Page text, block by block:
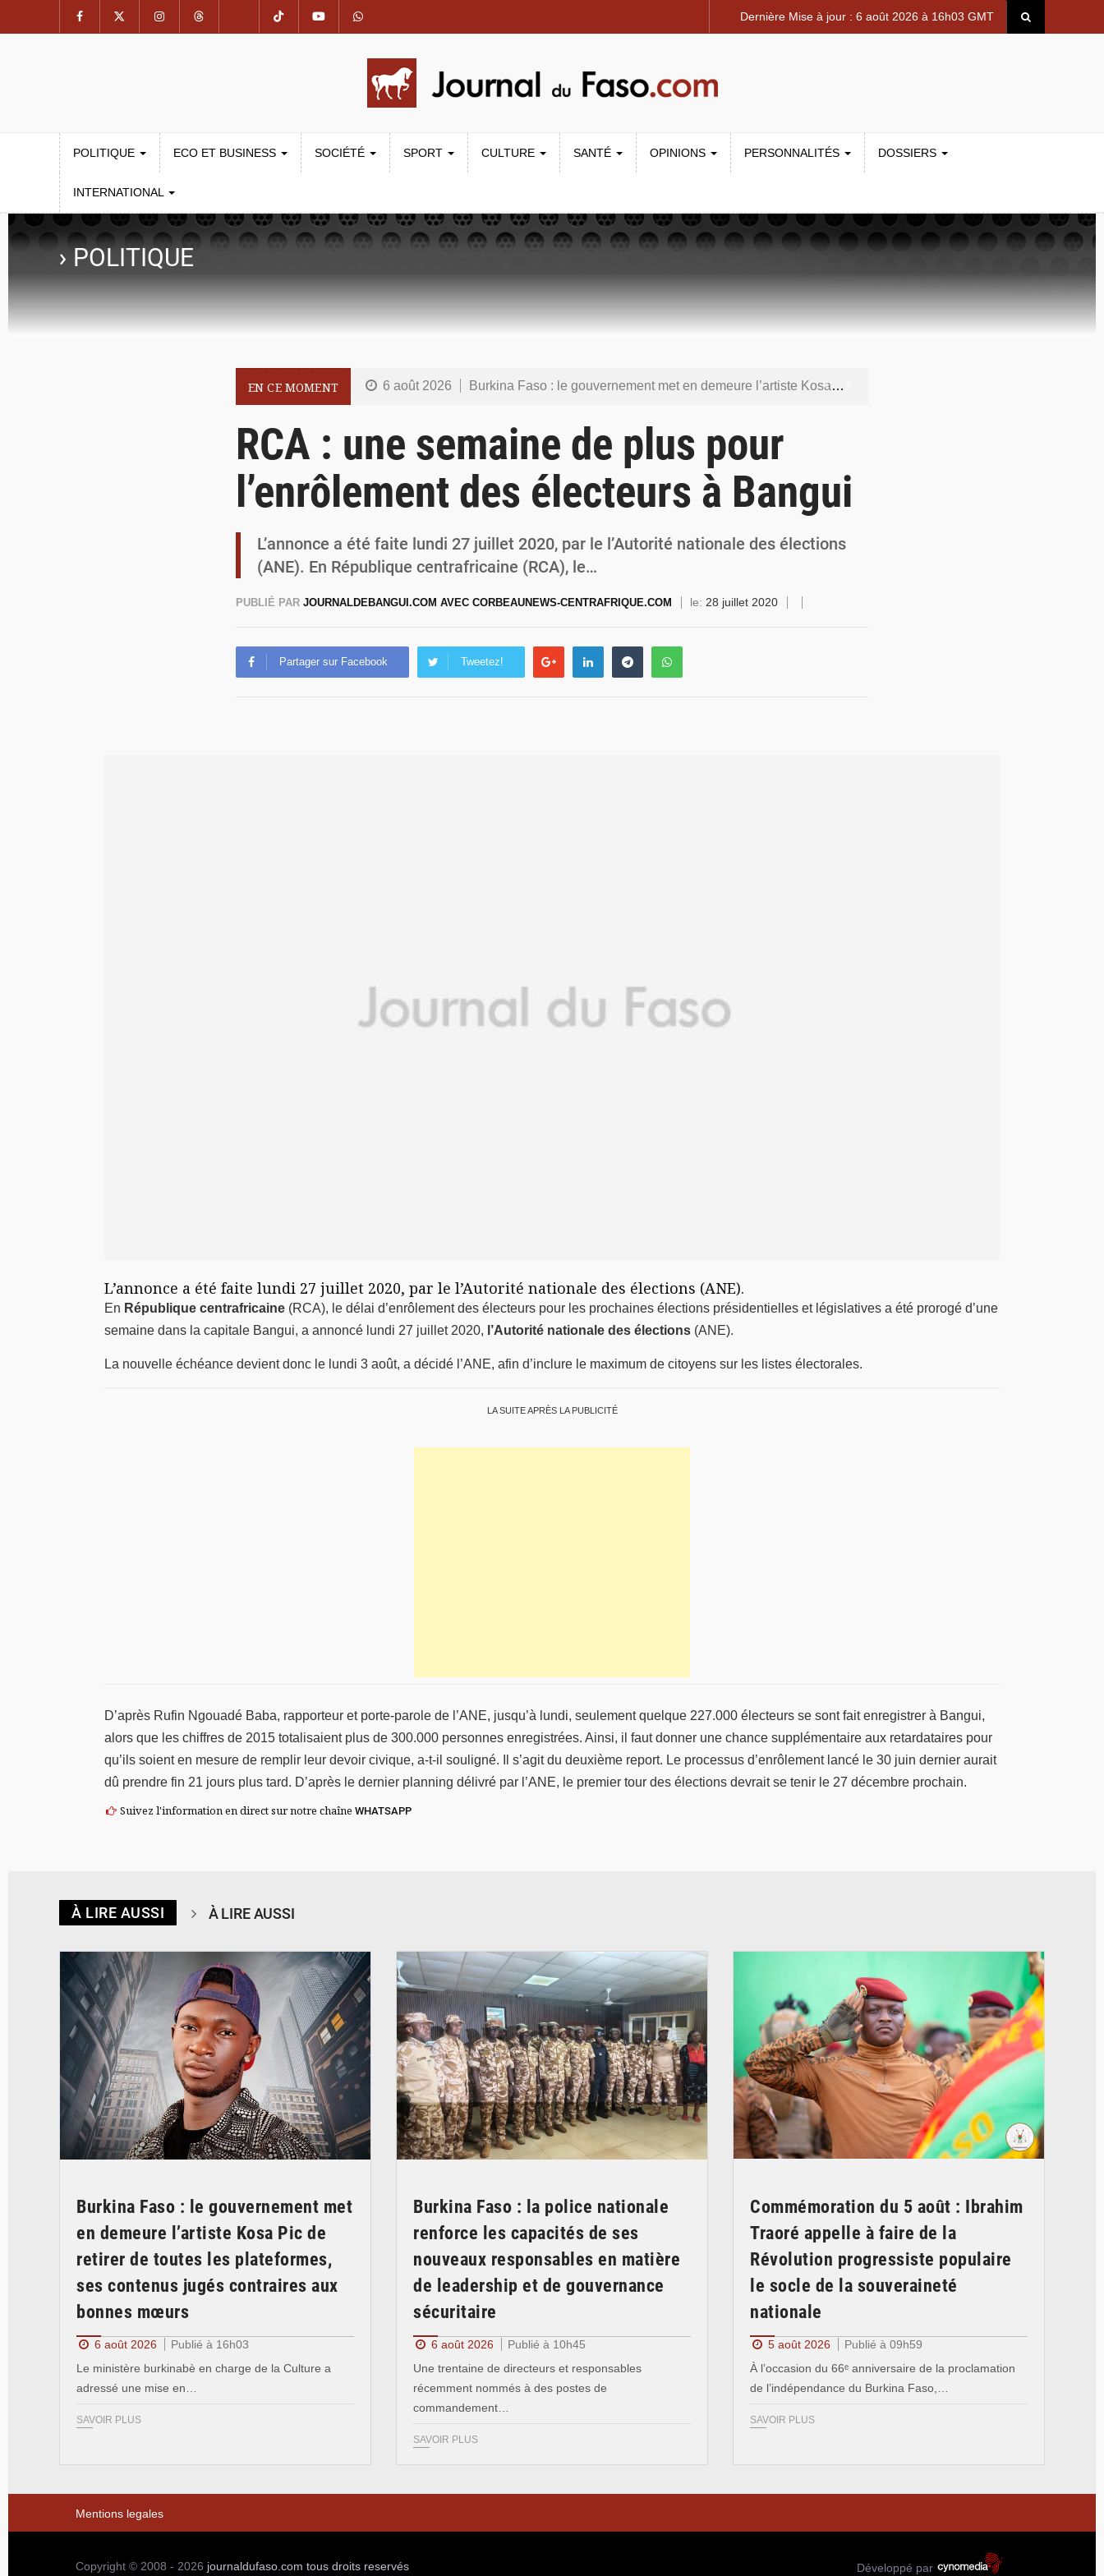
Dernière Mise à jour : 6 août 2026 à 16h03 GMT
POLITIQUE ECO ET BUSINESS SOCIÉTÉ SPORT CULTURE SANTÉ OPINIONS PERSONNALITÉS DOSSIERS
INTERNATIONAL
›POLITIQUE
EN CE MOMENT 6 août 2026 Burkina Faso : le gouvernement met en demeure l’artiste Kosa Pic de retirer de toutes les plateformes, ses contenus jugés contraires aux bonnes mœurs
5 août 2026 Commémoration du 5 août : Ibrahim Traoré appelle à faire de la Révolution progressiste populaire le socle de la souveraineté nationale
4 août 2026 Burkina Faso : l’ALP ratifie le protocole de Montréal 2014 pour renforcer la sécurité aérienne
RCA : une semaine de plus pour
l’enrôlement des électeurs à Bangui
L’annonce a été faite lundi 27 juillet 2020, par le l’Autorité nationale des élections
(ANE). En République centrafricaine (RCA), le…
PUBLIÉ PAR JOURNALDEBANGUI.COM AVEC CORBEAUNEWS-CENTRAFRIQUE.COM le: 28 juillet 2020
Partager sur Facebook Tweetez!
L’annonce a été faite lundi 27 juillet 2020, par le l’Autorité nationale des élections (ANE).
En République centrafricaine (RCA), le délai d’enrôlement des électeurs pour les prochaines élections présidentielles et législatives a été prorogé d’une
semaine dans la capitale Bangui, a annoncé lundi 27 juillet 2020, l’Autorité nationale des élections (ANE).
La nouvelle échéance devient donc le lundi 3 août, a décidé l’ANE, afin d’inclure le maximum de citoyens sur les listes électorales.
LA SUITE APRÈS LA PUBLICITÉ
D’après Rufin Ngouadé Baba, rapporteur et porte-parole de l’ANE, jusqu’à lundi, seulement quelque 227.000 électeurs se sont fait enregistrer à Bangui,
alors que les chiffres de 2015 totalisaient plus de 300.000 personnes enregistrées. Ainsi, il faut donner une chance supplémentaire aux retardataires pour
qu’ils soient en mesure de remplir leur devoir civique, a-t-il souligné. Il s’agit du deuxième report. Le processus d’enrôlement lancé le 30 juin dernier aurait
dû prendre fin 21 jours plus tard. D’après le dernier planning délivré par l’ANE, le premier tour des élections devrait se tenir le 27 décembre prochain.
Suivez l'information en direct sur notre chaîneWHATSAPP
À LIRE AUSSI À LIRE AUSSI
Burkina Faso : le gouvernement met
en demeure l’artiste Kosa Pic de
retirer de toutes les plateformes,
ses contenus jugés contraires aux
bonnes mœurs
6 août 2026
Publié à 16h03
Le ministère burkinabè en charge de la Culture a
adressé une mise en…
SAVOIR PLUS
Burkina Faso : la police nationale
renforce les capacités de ses
nouveaux responsables en matière
de leadership et de gouvernance
sécuritaire
6 août 2026
Publié à 10h45
Une trentaine de directeurs et responsables
récemment nommés à des postes de
commandement…
SAVOIR PLUS
Commémoration du 5 août : Ibrahim
Traoré appelle à faire de la
Révolution progressiste populaire
le socle de la souveraineté
nationale
5 août 2026
Publié à 09h59
À l’occasion du 66ᵉ anniversaire de la proclamation
de l’indépendance du Burkina Faso,…
SAVOIR PLUS
Mentions legales
Copyright © 2008 - 2026 journaldufaso.com tous droits reservés Développé par